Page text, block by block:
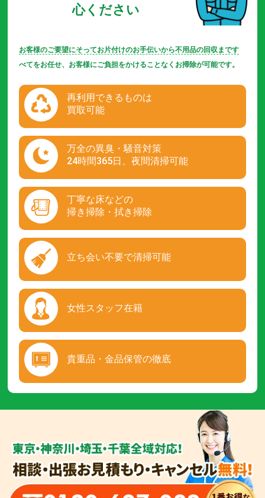
心ください
お客様のご要望にそってお片付けのお手伝いから不用品の回収まです
べてをお任せ、お客様にご負担をかけることなくお掃除が可能です。
再利用できるものは
買取可能
万全の異臭・騒音対策
24時間365日、夜間清掃可能
丁寧な床などの
掃き掃除・拭き掃除
立ち会い不要で清掃可能
女性スタッフ在籍
貴重品・金品保管の徹底